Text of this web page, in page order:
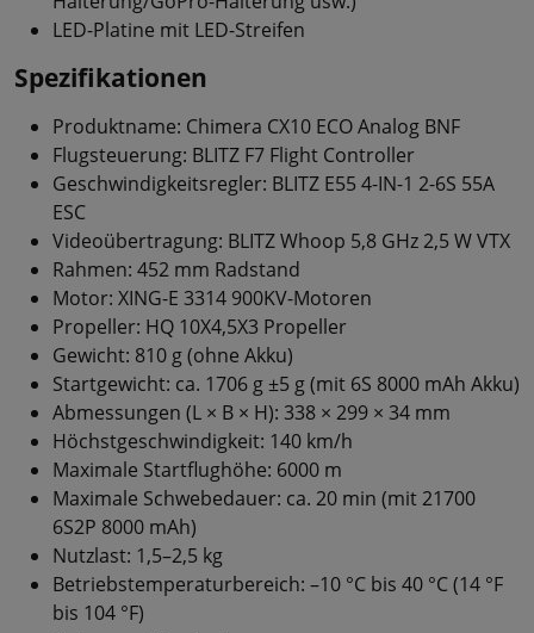
LED-Platine mit LED-Streifen
Spezifikationen
Produktname: Chimera CX10 ECO Analog BNF
Flugsteuerung: BLITZ F7 Flight Controller
Geschwindigkeitsregler: BLITZ E55 4-IN-1 2-6S 55A
ESC
Videoübertragung: BLITZ Whoop 5,8 GHz 2,5 W VTX
Rahmen: 452 mm Radstand
Motor: XING-E 3314 900KV-Motoren
Propeller: HQ 10X4,5X3 Propeller
Gewicht: 810 g (ohne Akku)
Startgewicht: ca. 1706 g ±5 g (mit 6S 8000 mAh Akku)
Abmessungen (L × B × H): 338 × 299 × 34 mm
Höchstgeschwindigkeit: 140 km/h
Maximale Startflughöhe: 6000 m
Maximale Schwebedauer: ca. 20 min (mit 21700
6S2P 8000 mAh)
Nutzlast: 1,5–2,5 kg
Betriebstemperaturbereich: –10 °C bis 40 °C (14 °F
bis 104 °F)